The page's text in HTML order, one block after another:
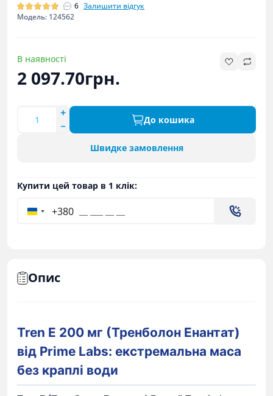
6 Залишити відгук
Модель: 124562
В наявності
2 097.70грн.
До кошика
Швидке замовлення
Купити цей товар в 1 клік:
+380
Опис
Tren E 200 мг (Тренболон Енантат)
від Prime Labs: екстремальна маса
без краплі води